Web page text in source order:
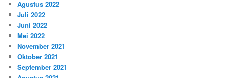
Agustus 2022
Juli 2022
Juni 2022
Mei 2022
November 2021
Oktober 2021
September 2021